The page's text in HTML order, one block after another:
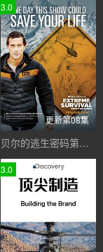
3.0
更新第08集
贝尔的逃生密码第一季
3.0